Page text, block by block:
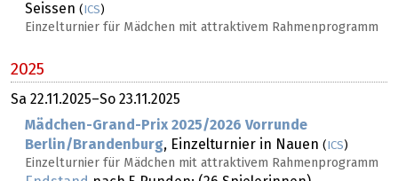
Seissen ( ICS)
Einzelturnier für Mädchen mit attraktivem Rahmenprogramm
2025
Sa 22.11.2025–So 23.11.2025
Mädchen-Grand-Prix 2025/2026 Vorrunde
Berlin/Brandenburg, Einzelturnier in Nauen ( ICS)
Einzelturnier für Mädchen mit attraktivem Rahmenprogramm